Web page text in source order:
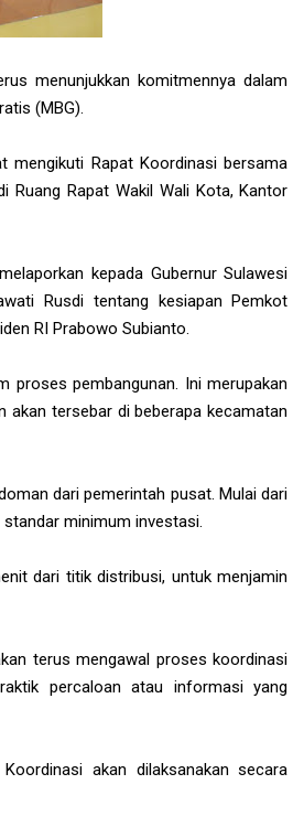
menunjukkan komitmennya dalam
(MBG).
mengikuti Rapat Koordinasi bersama
Ruang Rapat Wakil Wali Kota, Kantor
kepada Gubernur Sulawesi
Rusdi tentang kesiapan Pemkot
RI Prabowo Subianto.
proses pembangunan. Ini merupakan
tersebar di beberapa kecamatan
dari pemerintah pusat. Mulai dari
standar minimum investasi.
dari titik distribusi, untuk menjamin
terus mengawal proses koordinasi
percaloan atau informasi yang
akan dilaksanakan secara